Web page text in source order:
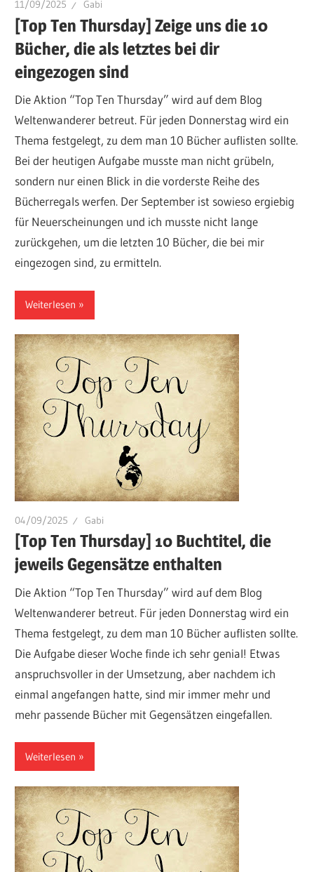
11/09/2025 Gabi
[Top Ten Thursday] Zeige uns die 10
Bücher, die als letztes bei dir
eingezogen sind
Die Aktion “Top Ten Thursday” wird auf dem Blog
Weltenwanderer betreut. Für jeden Donnerstag wird ein
Thema festgelegt, zu dem man 10 Bücher auflisten sollte.
Bei der heutigen Aufgabe musste man nicht grübeln,
sondern nur einen Blick in die vorderste Reihe des
Bücherregals werfen. Der September ist sowieso ergiebig
für Neuerscheinungen und ich musste nicht lange
zurückgehen, um die letzten 10 Bücher, die bei mir
eingezogen sind, zu ermitteln.
Weiterlesen
04/09/2025 Gabi
[Top Ten Thursday] 10 Buchtitel, die
jeweils Gegensätze enthalten
Die Aktion “Top Ten Thursday” wird auf dem Blog
Weltenwanderer betreut. Für jeden Donnerstag wird ein
Thema festgelegt, zu dem man 10 Bücher auflisten sollte.
Die Aufgabe dieser Woche finde ich sehr genial! Etwas
anspruchsvoller in der Umsetzung, aber nachdem ich
einmal angefangen hatte, sind mir immer mehr und
mehr passende Bücher mit Gegensätzen eingefallen.
Weiterlesen